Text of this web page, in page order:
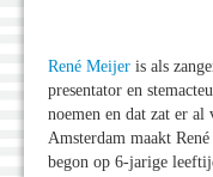
René Meijer is als
presentator en
noemen en dat zat er
Amsterdam maakt
begon op 6-jarige